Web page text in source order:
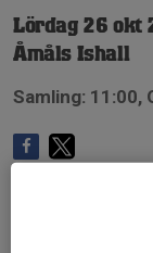
Lördag 26 okt
Åmåls Ishall
Samling: 11:00,